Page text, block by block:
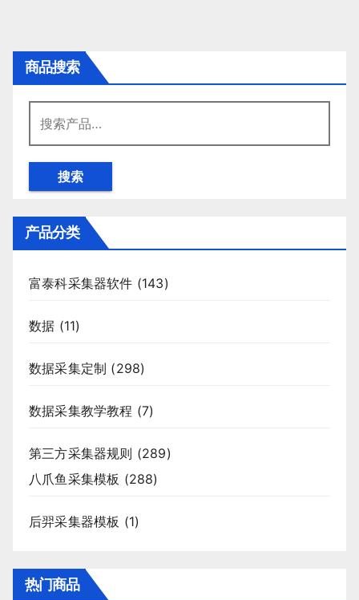
商品搜索
索：
搜索
产品分类
富泰科采集器软件 (143)
数据 (11)
数据采集定制 (298)
数据采集教学教程 (7)
第三方采集器规则 (289)
八爪鱼采集模板 (288)
后羿采集器模板 (1)
热门商品